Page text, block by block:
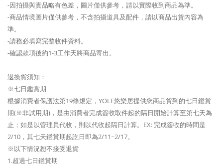
-因拍攝與實品略有色差，圖片僅供參考，請以實際收到商品為準。
-商品情境圖片僅供參考，不含拍攝道具及配件，請以商品出貨內容為
準。
-請務必填寫完整收件資料。
-確認款項後約1-3工作天將商品寄出。
退換貨須知：
※七日鑑賞期
根據消費者保護法第19條規定，YOLE悠樂居提供您商品貨到的七日鑑賞
期(※非試用期)，是由消費者完成簽收取件起的隔日開始計算至第七天為
止；如是以管理員代收，則以代收起隔日計算。EX: 完成簽收的時間是
2/10，其七天鑑賞期起訖日即為2/11~2/17。
※以下情況恕不接受退貨
1.超過七日鑑賞期